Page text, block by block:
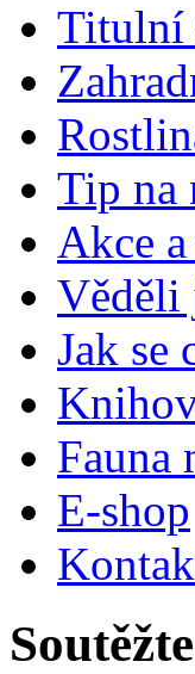
Titulní
Tip na
Akce
Věděli
Jak se
Fauna
E-shop